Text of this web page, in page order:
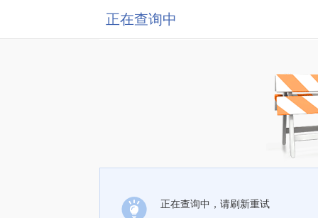
正在查询中
正在查询中，请刷新重试